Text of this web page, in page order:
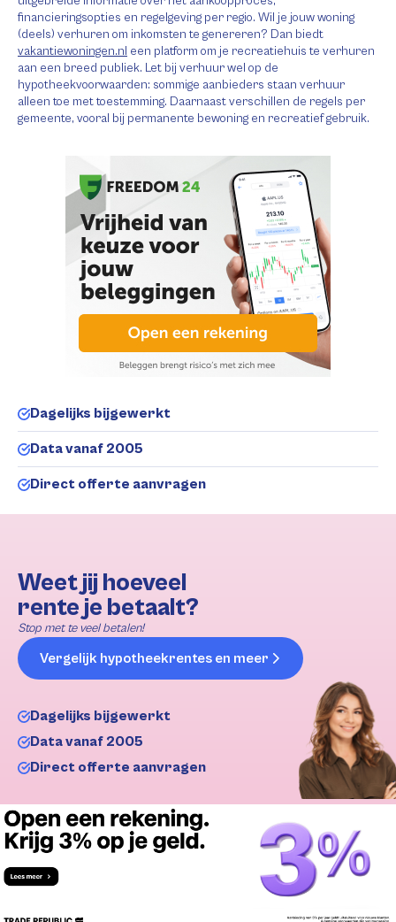
financieringsopties en regelgeving per regio. Wil je jouw woning
(deels) verhuren om inkomsten te genereren? Dan biedt
vakantiewoningen.nl een platform om je recreatiehuis te verhuren
aan een breed publiek. Let bij verhuur wel op de
hypotheekvoorwaarden: sommige aanbieders staan verhuur
alleen toe met toestemming. Daarnaast verschillen de regels per
gemeente, vooral bij permanente bewoning en recreatief gebruik.
Dagelijks bijgewerkt
Data vanaf 2005
Direct offerte aanvragen
Weet jij hoeveel
rente je betaalt?
Stop met te veel betalen!
Vergelijk hypotheekrentes en meer
Dagelijks bijgewerkt
Data vanaf 2005
Direct offerte aanvragen